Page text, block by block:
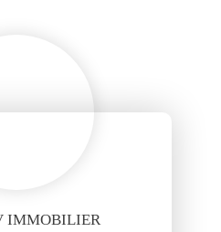
IMMOBILIER